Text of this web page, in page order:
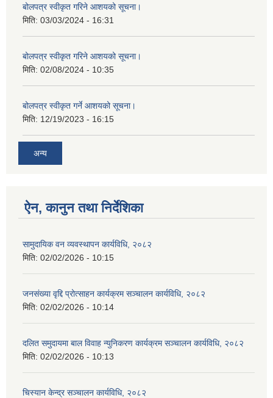
बोलपत्र स्वीकृत गरिने आशयको सूचना।
मिति: 03/03/2024 - 16:31
बोलपत्र स्वीकृत गरिने आशयको सूचना।
मिति: 02/08/2024 - 10:35
बोलपत्र स्वीकृत गर्ने आशयको सूचना।
मिति: 12/19/2023 - 16:15
अन्य
ऐन, कानुन तथा निर्देशिका
सामुदायिक वन व्यवस्थापन कार्यविधि, २०८२
मिति: 02/02/2026 - 10:15
जनसंख्या वृद्दि प्रोत्साहन कार्यक्रम सञ्‍चालन कार्यविधि, २०८२
मिति: 02/02/2026 - 10:14
दलित समुदायमा बाल विवाह न्युनिकरण कार्यक्रम सञ्‍चालन कार्यविधि, २०८२
मिति: 02/02/2026 - 10:13
चिस्यान केन्द्र सञ्‍चालन कार्यविधि, २०८२